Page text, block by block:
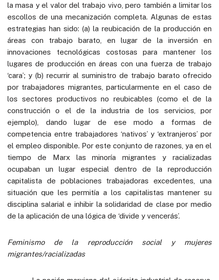
la masa y el valor del trabajo vivo, pero también a limitar los
escollos de una mecanización completa. Algunas de estas
estrategias han sido: (a) la reubicación de la producción en
áreas con trabajo barato, en lugar de la inversión en
innovaciones tecnológicas costosas para mantener los
lugares de producción en áreas con una fuerza de trabajo
‘cara’; y (b) recurrir al suministro de trabajo barato ofrecido
por trabajadores migrantes, particularmente en el caso de
los sectores productivos no reubicables (como el de la
construcción o el de la industria de los servicios, por
ejemplo), dando lugar de ese modo a formas de
competencia entre trabajadores ‘nativos’ y ‘extranjeros’ por
el empleo disponible. Por este conjunto de razones, ya en el
tiempo de Marx las minoría migrantes y racializadas
ocupaban un lugar especial dentro de la reproducción
capitalista de poblaciones trabajadoras excedentes, una
situación que les permitía a los capitalistas mantener su
disciplina salarial e inhibir la solidaridad de clase por medio
de la aplicación de una lógica de ‘divide y vencerás’.
Feminismo de la reproducción social y mujeres
migrantes/racializadas